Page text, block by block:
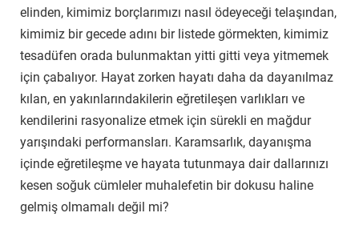
elinden, kimimiz borçlarımızı nasıl ödeyeceği telaşından,
kimimiz bir gecede adını bir listede görmekten, kimimiz
tesadüfen orada bulunmaktan yitti gitti veya yitmemek
için çabalıyor. Hayat zorken hayatı daha da dayanılmaz
kılan, en yakınlarındakilerin eğretileşen varlıkları ve
kendilerini rasyonalize etmek için sürekli en mağdur
yarışındaki performansları. Karamsarlık, dayanışma
içinde eğretileşme ve hayata tutunmaya dair dallarınızı
kesen soğuk cümleler muhalefetin bir dokusu haline
gelmiş olmamalı değil mi?